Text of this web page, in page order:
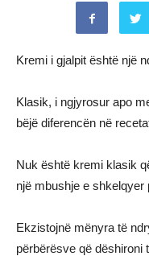
Kremi i gjalpit është një
Klasik, i ngjyrosur apo
bëjë diferencën në
Nuk është kremi klasik
një mbushje e shkelqyer
Ekzistojnë mënyra të
përbërësve që dëshironi